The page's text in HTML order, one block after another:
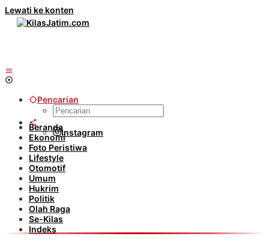
Lewati ke konten
Pencarian
Instagram
Beranda
Ekonomi
Foto Peristiwa
Lifestyle
Otomotif
Umum
Hukrim
Politik
Olah Raga
Se-Kilas
Indeks